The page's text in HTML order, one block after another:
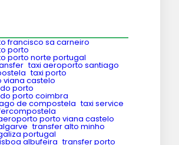
francisco sa carneiro
porto
porto norte portugal
taxi aeroporto santiago
taxi porto
viana castelo
porto
porto coimbra
de compostela taxi service
porto viana castelo
transfer alto minho
portugal
albufeira transfer porto